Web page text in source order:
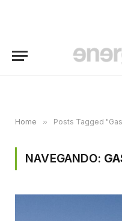
Home » Posts Tagged
NAVEGANDO: